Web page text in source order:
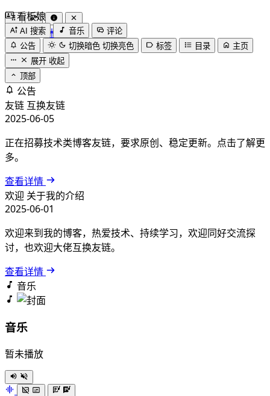
by 木果阿木果
看板娘
AI 搜索 音乐
评论
公告
切换暗色 切换亮色 标签 目录
主页
展开 收起
顶部
公告
友链 互换友链
2025-06-05
正在招募技术类博客友链，要求原创、稳定更新。点击了解更
多。
查看详情
欢迎 关于我的介绍
2025-06-01
欢迎来到我的博客，热爱技术、持续学习，欢迎同好交流探
讨，也欢迎大佬互换友链。
查看详情
音乐
音乐
暂未播放